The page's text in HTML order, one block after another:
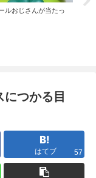
ルおじさんが当たっ
つかる目
はてブ 57